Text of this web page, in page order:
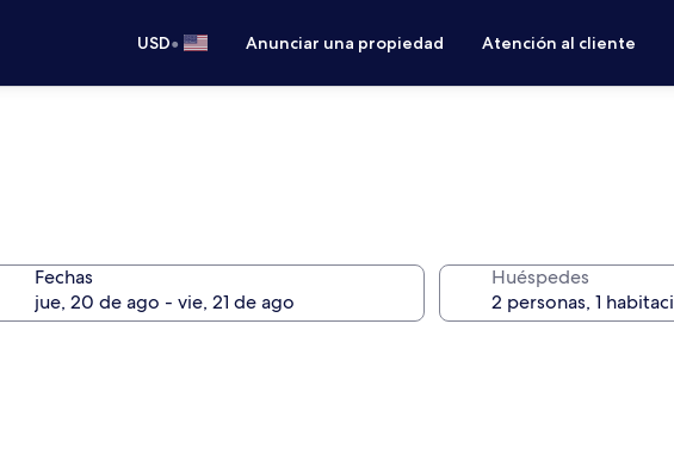
USD• Anunciar una propiedad Atención al cliente
Fechas Huéspedes